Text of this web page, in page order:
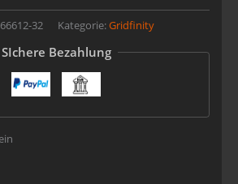
32 Kategorie:Gridfinity
SIchere Bezahlung